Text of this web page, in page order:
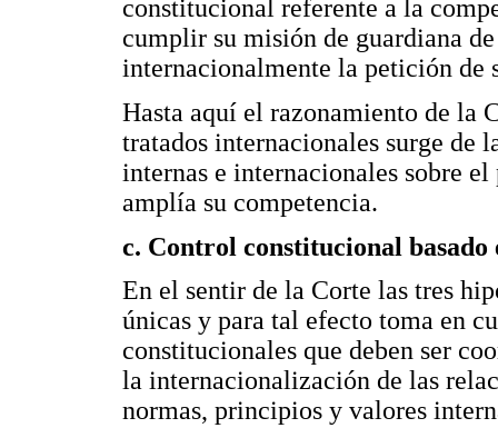
constitucional referente a la
cumplir su misión de guardiana
internacionalmente la petición
Hasta aquí el razonamiento de la
tratados internacionales surge de
internas e internacionales sobre
amplía su competencia.
c. Control constitucional
En el sentir de la Corte las tres
únicas y para tal efecto toma en
constitucionales que deben ser
la internacionalización de las
normas, principios y valores